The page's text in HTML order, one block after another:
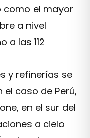
el mayor
a nivel
a las 112
y refinerías se
el caso de Perú,
en el sur del
a cielo